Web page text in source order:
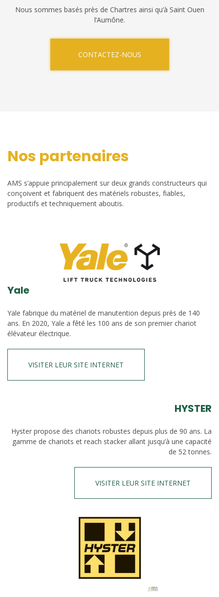
Nous sommes basés près de Chartres ainsi qu’à Saint Ouen
l’Aumône.
CONTACTEZ-NOUS
Nos partenaires
AMS s’appuie principalement sur deux grands constructeurs qui
conçoivent et fabriquent des matériels robustes, fiables,
productifs et techniquement aboutis.
Yale
Yale fabrique du matériel de manutention depuis près de 140
ans. En 2020, Yale a fêté les 100 ans de son premier chariot
élévateur électrique.
VISITER LEUR SITE INTERNET
HYSTER
Hyster propose des chariots robustes depuis plus de 90 ans. La
gamme de chariots et reach stacker allant jusqu’à une capacité
de 52 tonnes.
VISITER LEUR SITE INTERNET